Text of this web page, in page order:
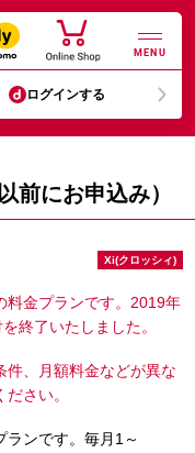
MENU
ログインする
前にお申込み）
Xi(クロッシィ)
料金プランです。2019年
終了いたしました。
件、月額料金などが異な
ださい。
ンです。毎月1～